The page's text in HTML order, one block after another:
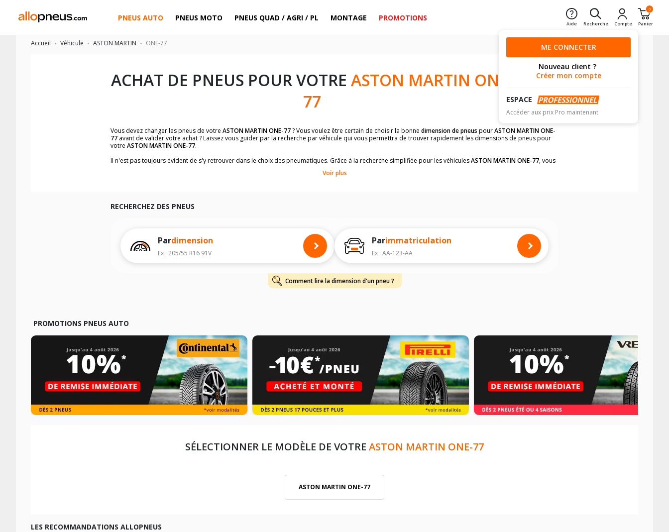
PNEUS AUTO PNEUS MOTO PNEUS QUAD / AGRI / PL MONTAGE PROMOTIONS
Aide Recherche Compte
0
Panier
ME CONNECTER
Nouveau client ?
Créer mon compte
ESPACE
Accéder aux prix Pro maintenant
Accueil Véhicule ASTON MARTIN ONE-77
ACHAT DE PNEUS POUR VOTRE ASTON MARTIN ONE-
77
Vous devez changer les pneus de votre ASTON MARTIN ONE-77? Vous voulez être certain de choisir la bonne dimension de pneus pourASTON MARTIN ONE-
77 avant de valider votre achat ? Laissez vous guider par la recherche par véhicule qui vous permettra de trouver rapidement les dimensions de pneus pour
votre ASTON MARTIN ONE-77.
Il n'est pas toujours évident de s'y retrouver dans le choix des pneumatiques. Grâce à la recherche simplifiée pour les véhiculesASTON MARTIN ONE-77, vous
Vous ne savez pas comment trouver les dimensions de vos pneus ? Ces informations sont indiquées sur le flanc des pneumatiques, dans le carnet de bord du
véhicule, sans oublier les indices de charge et de vitesse, indispensables pour que votre dimension soit complète.
Voir plus
RECHERCHEZ DES PNEUS
Pardimension
Ex : 205/55 R16 91V
Parimmatriculation
Ex : AA-123-AA
Comment lire la dimension d'un pneu ?
PROMOTIONS PNEUS AUTO
SÉLECTIONNER LE MODÈLE DE VOTRE ASTON MARTIN ONE-77
ASTON MARTIN ONE-77
LES RECOMMANDATIONS ALLOPNEUS